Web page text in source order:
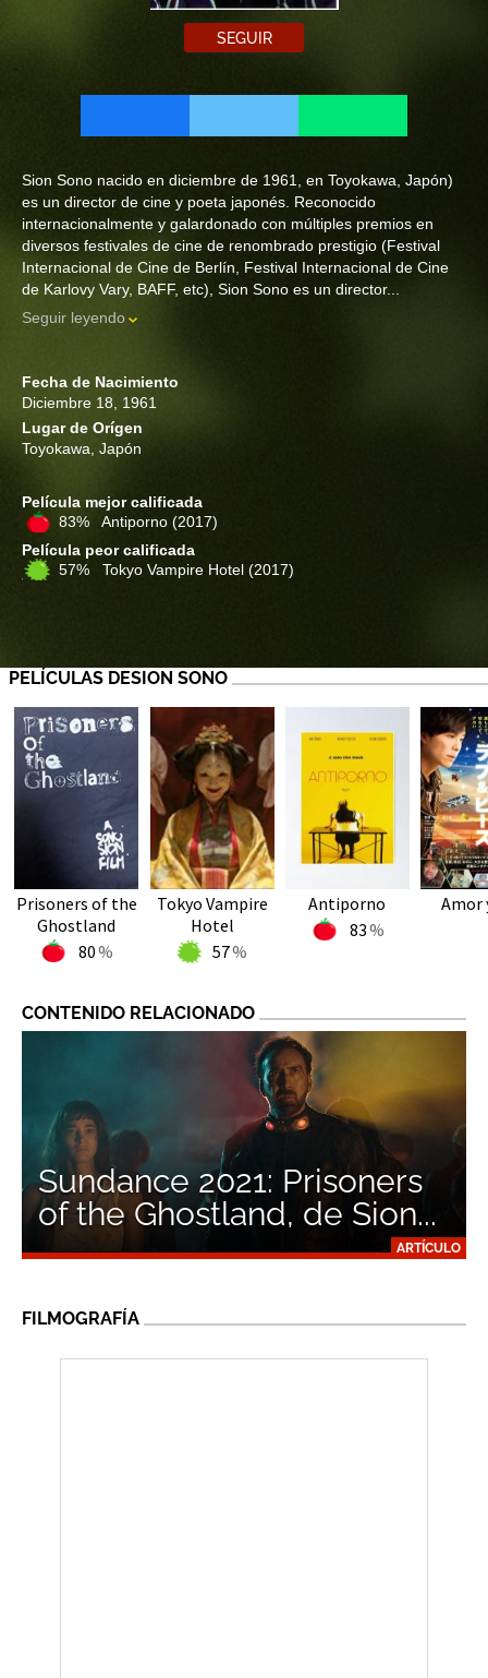
SEGUIR
Sion Sono nacido en diciembre de 1961, en Toyokawa, Japón)
es un director de cine y poeta japonés. Reconocido
internacionalmente y galardonado con múltiples premios en
diversos festivales de cine de renombrado prestigio (Festival
Internacional de Cine de Berlín, Festival Internacional de Cine
de Karlovy Vary, BAFF, etc), Sion Sono es un director...
Seguir leyendo
Fecha de Nacimiento
Diciembre 18, 1961
Lugar de Orígen
Toyokawa, Japón
Película mejor calificada
83% Antiporno (2017)
Película peor calificada
57% Tokyo Vampire Hotel (2017)
PELÍCULAS DESION SONO
Prisoners of the
Ghostland
80
Tokyo Vampire
Hotel
57
Antiporno
83
Amor
CONTENIDO RELACIONADO
ARTÍCULO
Sundance 2021: Prisoners
of the Ghostland, de Sion...
FILMOGRAFÍA